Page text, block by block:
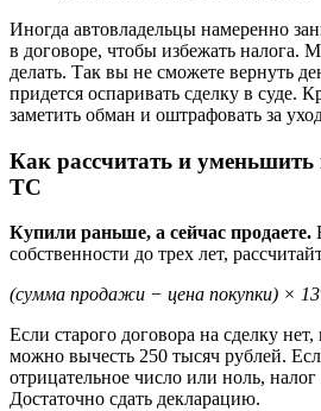
Иногда автовладельцы намеренно
в договоре, чтобы избежать налога.
делать. Так вы не сможете вернуть
придется оспаривать сделку в
заметить обман и оштрафовать за
Как рассчитать и
ТС
Купили раньше, а сейчас продаете.
собственности до трех лет,
(сумма продажи − цена покупки) ×
Если старого договора на сделку
можно вычесть 250 тысяч рублей.
отрицательное число или ноль, налог
Достаточно сдать декларацию.